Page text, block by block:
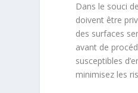
Dans le souci
doivent être
des surfaces
avant de
susceptibles
minimisez les